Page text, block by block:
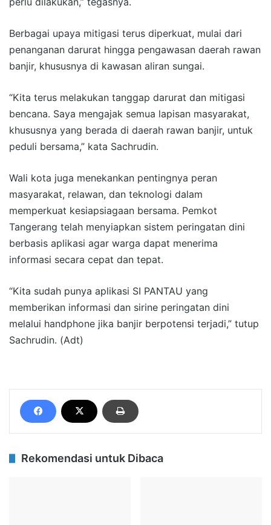
Berbagai upaya mitigasi terus diperkuat, mulai dari
penanganan darurat hingga pengawasan daerah rawan
banjir, khususnya di kawasan aliran sungai.
“Kita terus melakukan tanggap darurat dan mitigasi
bencana. Saya mengajak semua lapisan masyarakat,
khususnya yang berada di daerah rawan banjir, untuk
peduli bersama,” kata Sachrudin.
Wali kota juga menekankan pentingnya peran
masyarakat, relawan, dan teknologi dalam
memperkuat kesiapsiagaan bersama. Pemkot
Tangerang telah menyiapkan sistem peringatan dini
berbasis aplikasi agar warga dapat menerima
informasi secara cepat dan tepat.
“Kita sudah punya aplikasi SI PANTAU yang
memberikan informasi dan sirine peringatan dini
melalui handphone jika banjir berpotensi terjadi,” tutup
Sachrudin. (Adt)
Rekomendasi untuk Dibaca